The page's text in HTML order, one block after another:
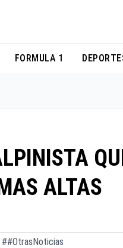
FORMULA 1
ALTAS
##OtrasNoticias